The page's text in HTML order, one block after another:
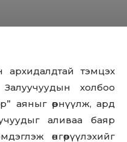
архидалдтай тэмцэх
холбоо
аяныг өрнүүлж, ард
аливаа баяр
өнгөрүүлэхийг